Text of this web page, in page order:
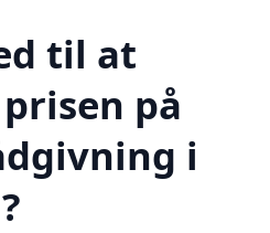
til at
på
i